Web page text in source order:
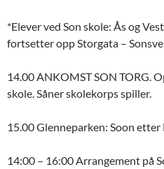
*Elever ved Son skole: Ås og
fortsetter opp Storgata –
14.00 ANKOMST SON TORG.
skole. Såner skolekorps spiller.
15.00 Glenneparken: Soon etter
14:00 – 16:00 Arrangement på